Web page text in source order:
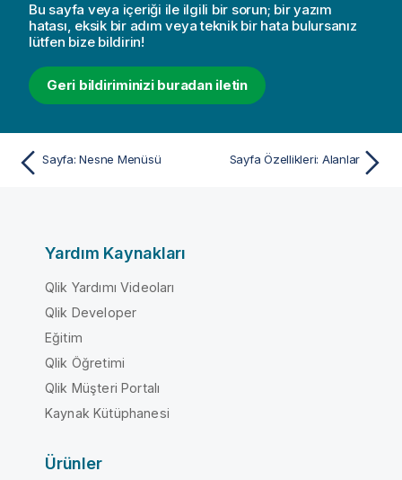
Bu sayfa veya içeriği ile ilgili bir sorun; bir yazım
hatası, eksik bir adım veya teknik bir hata bulursanız
lütfen bize bildirin!
Geri bildiriminizi buradan iletin
Sayfa: Nesne Menüsü Sayfa Özellikleri: Alanlar
Yardım Kaynakları
Qlik Yardımı Videoları
Qlik Developer
Eğitim
Qlik Öğretimi
Qlik Müşteri Portalı
Kaynak Kütüphanesi
Ürünler